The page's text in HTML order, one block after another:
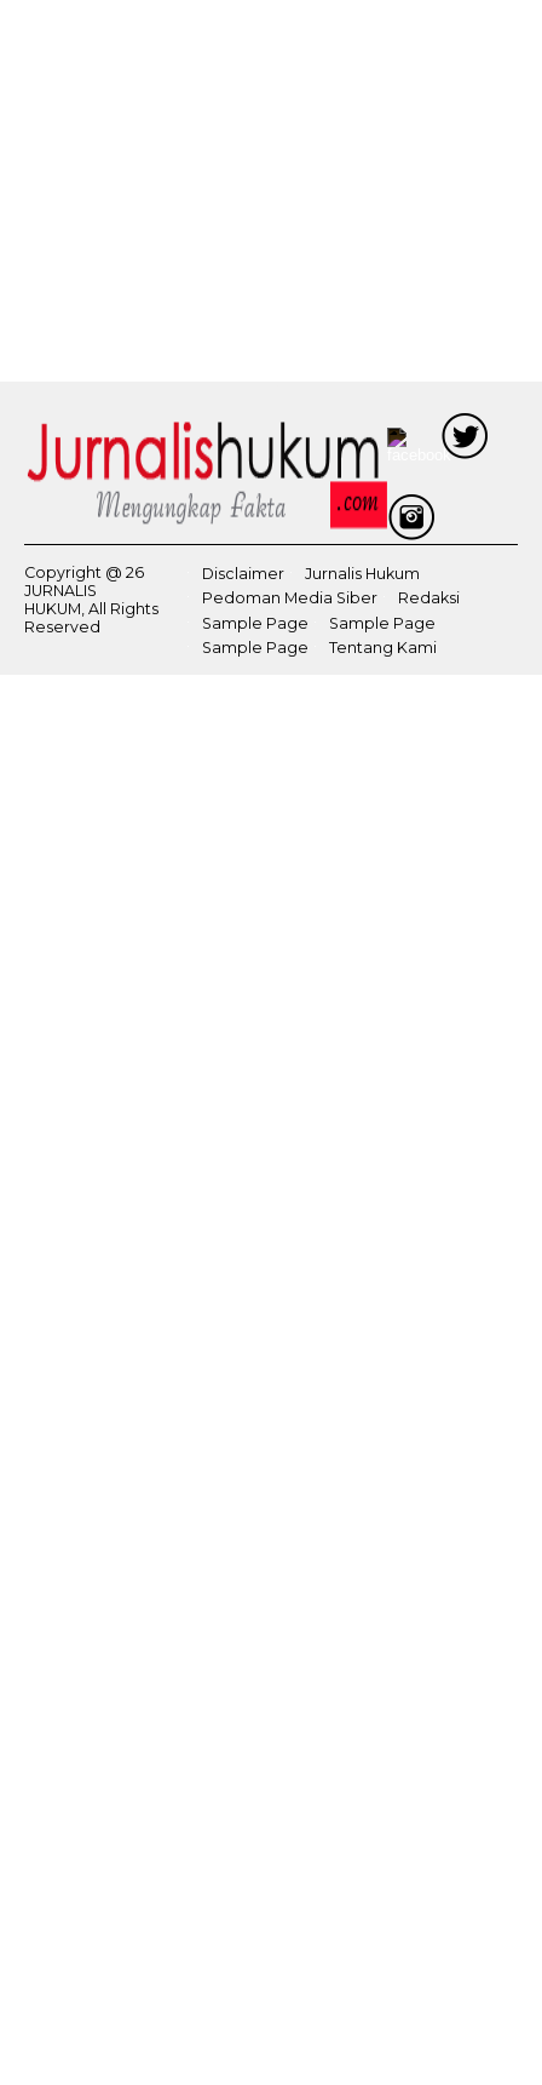
Copyright @ 26
JURNALIS
HUKUM, All Rights
Reserved
Disclaimer
Jurnalis Hukum
Pedoman Media Siber
Redaksi
Sample Page
Sample Page
Sample Page
Tentang Kami